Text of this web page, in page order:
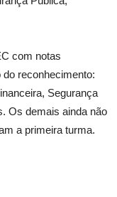
com notas
reconhecimento:
Segurança
Os demais ainda não
a primeira turma.